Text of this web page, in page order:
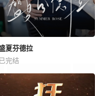
夏芬德拉
完结